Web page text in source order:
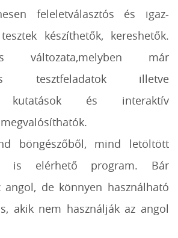
feleletválasztós és igaz-
készíthetők, kereshetők.
változata,melyben már
tesztfeladatok illetve
kutatások és interaktív
böngészőből, mind letöltött
is elérhető program. Bár
angol, de könnyen használható
akik nem használják az angol